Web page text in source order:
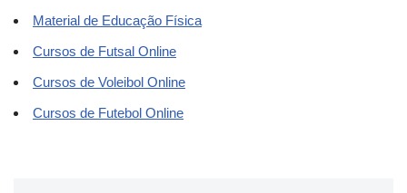
Material de Educação Física
Cursos de Futsal Online
Cursos de Voleibol Online
Cursos de Futebol Online